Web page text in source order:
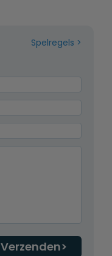
Spelregels
Verzenden